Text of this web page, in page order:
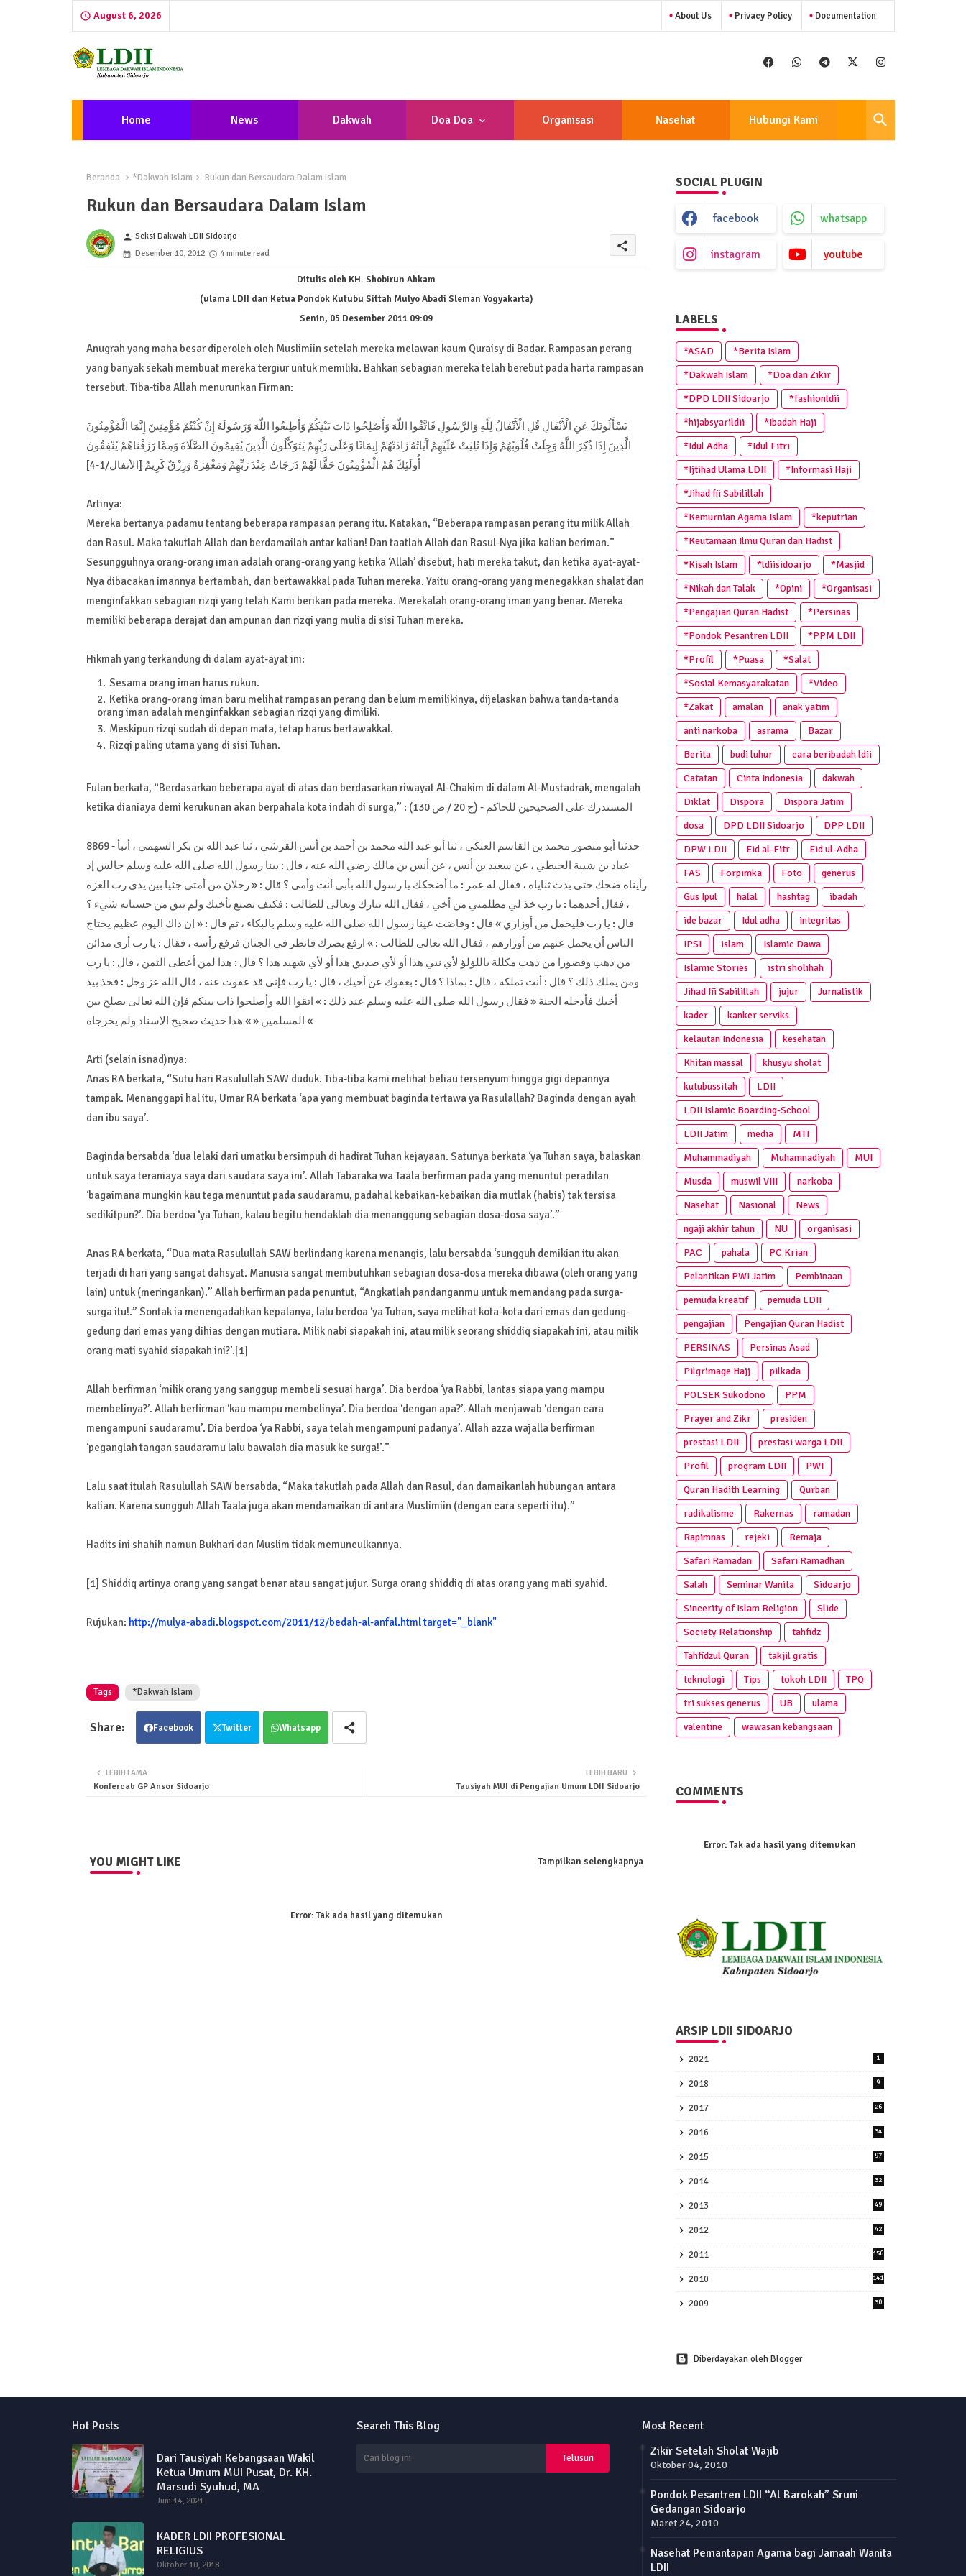
August 6, 2026 About Us Privacy Policy Documentation
Home News Dakwah Doa Doa Organisasi Nasehat Hubungi Kami
Beranda *Dakwah Islam Rukun dan Bersaudara Dalam Islam
Rukun dan Bersaudara Dalam Islam
person Seksi Dakwah LDII Sidoarjo
Desember 10, 2012
4 minute read
share
Ditulis oleh KH. Shobirun Ahkam
(ulama LDII dan Ketua Pondok Kutubu Sittah Mulyo Abadi Sleman Yogyakarta)
Senin, 05 Desember 2011 09:09
Anugrah yang maha besar diperoleh oleh Muslimiin setelah mereka melawan kaum Quraisy di Badar. Rampasan perang
yang banyak sekali membuat mereka tergiur untuk memiliki. Bahkan sebagian mereka telah berebut pada harta rampasan
tersebut. Tiba-tiba Allah menurunkan Firman:
يَسْأَلُونَكَ عَنِ الْأَنْفَالِ قُلِ الْأَنْفَالُ لِلَّهِ وَالرَّسُولِ فَاتَّقُوا اللَّهَ وَأَصْلِحُوا ذَاتَ بَيْنِكُمْ وَأَطِيعُوا اللَّهَ وَرَسُولَهُ إِنْ كُنْتُمْ مُؤْمِنِينَ إِنَّمَا الْمُؤْمِنُونَ
الَّذِينَ إِذَا ذُكِرَ اللَّهُ وَجِلَتْ قُلُوبُهُمْ وَإِذَا تُلِيَتْ عَلَيْهِمْ آَيَاتُهُ زَادَتْهُمْ إِيمَانًا وَعَلَى رَبِّهِمْ يَتَوَكَّلُونَ الَّذِينَ يُقِيمُونَ الصَّلَاةَ وَمِمَّا رَزَقْنَاهُمْ يُنْفِقُونَ
أُولَئِكَ هُمُ الْمُؤْمِنُونَ حَقًّا لَهُمْ دَرَجَاتٌ عِنْدَ رَبِّهِمْ وَمَغْفِرَةٌ وَرِزْقٌ كَرِيمٌ [الأنفال/1-4]
Artinya:
Mereka bertanya padamu tentang beberapa rampasan perang itu. Katakan, “Beberapa rampasan perang itu milik Allah
dan Rasul. Maka takutlah Allah dan berdamailah antar kalian! Dan taatlah Allah dan Rasul-Nya jika kalian beriman.”
Sesungguhnya orang-orang iman adalah orang-orang yang ketika ‘Allah’ disebut, hati mereka takut, dan ketika ayat-ayat-
Nya dibacakan imannya bertambah, dan bertawakkal pada Tuhan mereka. Yaitu orang-orang yang menegakkan shalat dan
menginfakkan sebagian rizqi yang telah Kami berikan pada mereka. Merekalah orang-orang iman yang benar. Mereka
memiliki beberapa derajat dan ampunan dan rizqi yang mulia di sisi Tuhan mereka.
Hikmah yang terkandung di dalam ayat-ayat ini:
Sesama orang iman harus rukun.
Ketika orang-orang iman baru melihat rampasan perang dan belum memilikinya, dijelaskan bahwa tanda-tanda
orang iman adalah menginfakkan sebagian rizqi yang dimiliki.
Meskipun rizqi sudah di depan mata, tetap harus bertawakkal.
Rizqi paling utama yang di sisi Tuhan.
Fulan berkata, “Berdasarkan beberapa ayat di atas dan berdasarkan riwayat Al-Chakim di dalam Al-Mustadrak, mengalah
ketika dianiaya demi kerukunan akan berpahala kota indah di surga,” : المستدرك على الصحيحين للحاكم - (ج 20 / ص 130)
8869 - حدثنا أبو منصور محمد بن القاسم العتكي ، ثنا أبو عبد الله محمد بن أحمد بن أنس القرشي ، ثنا عبد الله بن بكر السهمي ، أنبأ
عباد بن شيبة الحبطي ، عن سعيد بن أنس ، عن أنس بن مالك رضي الله عنه ، قال : بينا رسول الله صلى الله عليه وسلم جالس إذ
رأيناه ضحك حتى بدت ثناياه ، فقال له عمر : ما أضحكك يا رسول الله بأبي أنت وأمي ؟ قال : « رجلان من أمتي جثيا بين يدي رب العزة
، فقال أحدهما : يا رب خذ لي مظلمتي من أخي ، فقال الله تبارك وتعالى للطالب : فكيف تصنع بأخيك ولم يبق من حسناته شيء ؟
قال : يا رب فليحمل من أوزاري » قال : وفاضت عينا رسول الله صلى الله عليه وسلم بالبكاء ، ثم قال : « إن ذاك اليوم عظيم يحتاج
الناس أن يحمل عنهم من أوزارهم ، فقال الله تعالى للطالب : » ارفع بصرك فانظر في الجنان فرفع رأسه ، فقال : يا رب أرى مدائن
من ذهب وقصورا من ذهب مكللة باللؤلؤ لأي نبي هذا أو لأي صديق هذا أو لأي شهيد هذا ؟ قال : هذا لمن أعطى الثمن ، قال : يا رب
ومن يملك ذلك ؟ قال : أنت تملكه ، قال : بماذا ؟ قال : بعفوك عن أخيك ، قال : يا رب فإني قد عفوت عنه ، قال الله عز وجل : فخذ بيد
أخيك فأدخله الجنة « فقال رسول الله صلى الله عليه وسلم عند ذلك : » اتقوا الله وأصلحوا ذات بينكم فإن الله تعالى يصلح بين
المسلمين « » هذا حديث صحيح الإسناد ولم يخرجاه «
Arti (selain isnad)nya:
Anas RA berkata, “Sutu hari Rasulullah SAW duduk. Tiba-tiba kami melihat beliau tersenyum hingga gigi depannya
tampak. Menanggapi hal itu, Umar RA berkata ‘apa yang membuat baginda tertawa ya Rasulallah? Baginda dengan ayah
dan ibu saya’.
Baginda bersabda ‘dua lelaki dari umatku bersimpuh di hadirat Tuhan kejayaan. Satunya berkata ‘ya Tuhan saya, balaskan
untuk saya teraniaya saya dari saudara saya ini’. Allah Tabaraka wa Taala berfirman pada yang menuntut peradilan
‘bagaimana mungkin kau tega menuntut pada saudaramu, padahal kebaikan-kebaikan dia mutlak (habis) tak tersisa
sedikitpun?’. Dia berdoa ‘ya Tuhan, kalau begitu hendaklah dia menanggung sebagian dosa-dosa saya’.”
Anas RA berkata, “Dua mata Rasulullah SAW berlindang karena menangis, lalu bersabda ‘sungguh demikian itu akan
terjadi di hari yang sangat dahsyat. Manusia sangat membutuhkan sebagian dosa-dosa mereka dibawa (oleh orang yang
lain) untuk (meringankan).” Allah berfirman pada penuntut, “Angkatlah pandanganmu untuk memandang pada surga-
surga itu!.” Sontak ia menengadahkan kepalanya, lalu berdoa ‘ya Tuhan, saya melihat kota-kota dari emas dan gedung-
gedung dari emas yang dihias dengan mutiara. Milik nabi siapakah ini, atau milik seorang shiddiq siapakah ini, atau milik
orang mati syahid siapakah ini?’.[1]
Allah berfirman ‘milik orang yang sanggup membeli sesuai harga’. Dia berdoa ‘ya Rabbi, lantas siapa yang mampu
membelinya?’. Allah berfirman ‘kau mampu membelinya’. Dia berdoa ‘dengan apa?’. Allah menjawab ‘dengan cara
mengampuni saudaramu’. Dia berdoa ‘ya Rabbi, saya telah mengampuni padanya’. Allah azza wajalla berfirman
‘peganglah tangan saudaramu lalu bawalah dia masuk ke surga!’.”
Lalu saat itulah Rasulullah SAW bersabda, “Maka takutlah pada Allah dan Rasul, dan damaikanlah hubungan antara
kalian. Karena sungguh Allah Taala juga akan mendamaikan di antara Muslimiin (dengan cara seperti itu).”
Hadits ini shahih namun Bukhari dan Muslim tidak memunculkannya.
[1] Shiddiq artinya orang yang sangat benar atau sangat jujur. Surga orang shiddiq di atas orang yang mati syahid.
Rujukan: http://mulya-abadi.blogspot.com/2011/12/bedah-al-anfal.html target="_blank"
Tags *Dakwah Islam
Facebook Twitter Whatsapp
LEBIH BARU
Tausiyah MUI di Pengajian Umum LDII Sidoarjo
LEBIH LAMA
Konfercab GP Ansor Sidoarjo
YOU MIGHT LIKE Tampilkan selengkapnya
Error:Tak ada hasil yang ditemukan
SOCIAL PLUGIN
facebook whatsapp
instagram youtube
LABELS
*ASAD
*Berita Islam
*Dakwah Islam
*Doa dan Zikir
*DPD LDII Sidoarjo
*fashionldii
*hijabsyarildii
*Ibadah Haji
*Idul Adha
*Idul Fitri
*Ijtihad Ulama LDII
*Informasi Haji
*Jihad fii Sabilillah
*Kemurnian Agama Islam
*keputrian
*Keutamaan Ilmu Quran dan Hadist
*Kisah Islam
*ldiisidoarjo
*Masjid
*Nikah dan Talak
*Opini
*Organisasi
*Pengajian Quran Hadist
*Persinas
*Pondok Pesantren LDII
*PPM LDII
*Profil
*Puasa
*Salat
*Sosial Kemasyarakatan
*Video
*Zakat
amalan
anak yatim
anti narkoba
asrama
Bazar
Berita
budi luhur
cara beribadah ldii
Catatan
Cinta Indonesia
dakwah
Diklat
Dispora
Dispora Jatim
dosa
DPD LDII Sidoarjo
DPP LDII
DPW LDII
Eid al-Fitr
Eid ul-Adha
FAS
Forpimka Foto
generus
Gus Ipul
halal hashtag
ibadah
ide bazar
Idul adha
integritas
IPSI
islam
Islamic Dawa
Islamic Stories
istri sholihah
Jihad fii Sabilillah
jujur
Jurnalistik
kader
kanker serviks
kelautan Indonesia
kesehatan
Khitan massal
khusyu sholat
kutubussitah
LDII
LDII Islamic Boarding-School
LDII Jatim
media
MTI
Muhammadiyah
Muhamnadiyah
MUI
Musda
muswil VIII
narkoba
Nasehat
Nasional
News
ngaji akhir tahun
NU
organisasi
PAC
pahala
PC Krian
Pelantikan PWI Jatim
Pembinaan
pemuda kreatif
pemuda LDII
pengajian
Pengajian Quran Hadist
PERSINAS
Persinas Asad
Pilgrimage Hajj
pilkada
POLSEK Sukodono
PPM
Prayer and Zikr
presiden
prestasi LDII
prestasi warga LDII
Profil
program LDII
PWI
Quran Hadith Learning
Qurban
radikalisme
Rakernas
ramadan
Rapimnas
rejeki
Remaja
Safari Ramadan
Safari Ramadhan
Salah
Seminar Wanita
Sidoarjo
Sincerity of Islam Religion
Slide
Society Relationship
tahfidz
Tahfidzul Quran
takjil gratis
teknologi
Tips tokoh LDII
TPQ
tri sukses generus
UB
ulama
valentine
wawasan kebangsaan
COMMENTS
Error:Tak ada hasil yang ditemukan
ARSIP LDII SIDOARJO
2021 1
2018 9
2017 26
2016 34
2015 97
2014 32
2013 49
2012 42
2011 156
2010 141
2009 30
Diberdayakan oleh Blogger
Hot Posts
Dari Tausiyah Kebangsaan Wakil
Ketua Umum MUI Pusat, Dr. KH.
Marsudi Syuhud, MA
Juni 14, 2021
KADER LDII PROFESIONAL
RELIGIUS
Oktober 10, 2018
Search This Blog
Most Recent
Zikir Setelah Sholat Wajib
Oktober 04, 2010
Pondok Pesantren LDII “Al Barokah” Sruni
Gedangan Sidoarjo
Maret 24, 2010
Nasehat Pemantapan Agama bagi Jamaah Wanita
LDII